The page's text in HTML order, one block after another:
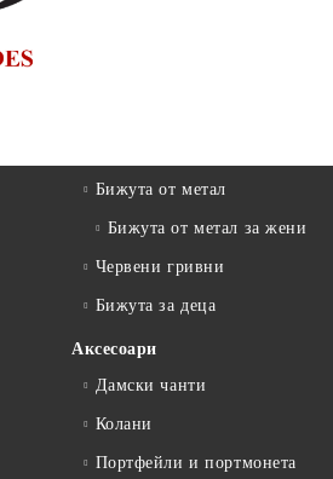
Бижута от метал
Бижута от метал за жени
Червени гривни
Бижута за деца
Аксесоари
Дамски чанти
Колани
Портфейли и портмонета